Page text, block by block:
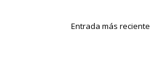
Entrada más reciente